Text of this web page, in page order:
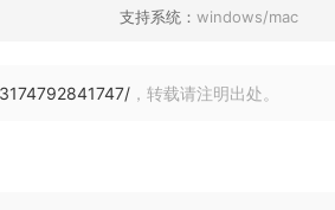
支持系统： windows/mac
，转载请注明出处。